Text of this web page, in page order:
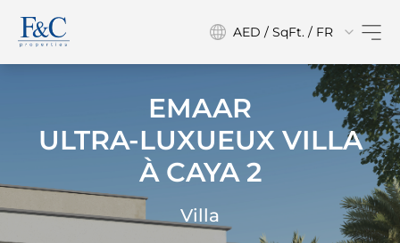
AED / SqFt. / FR
EMAAR
ULTRA-LUXUEUX VILLA
À CAYA 2
Villa